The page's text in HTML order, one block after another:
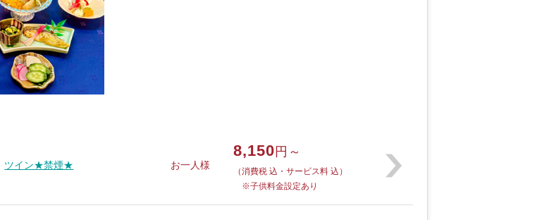
ツイン★禁煙★ お一人様
8,150 円～
（消費税 込・サービス料 込）
※子供料金設定あり